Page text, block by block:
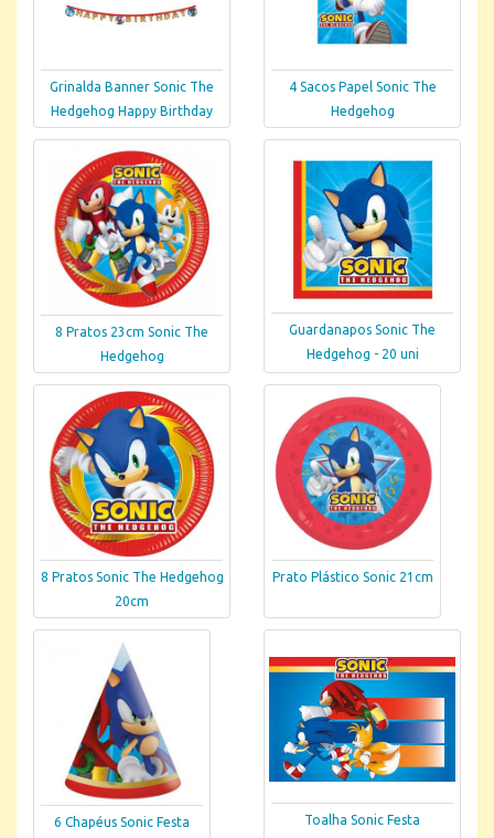
Grinalda Banner Sonic The
Hedgehog Happy Birthday
4 Sacos Papel Sonic The
Hedgehog
8 Pratos 23cm Sonic The
Hedgehog
Guardanapos Sonic The
Hedgehog - 20 uni
8 Pratos Sonic The Hedgehog
20cm
Prato Plástico Sonic 21cm
6 Chapéus Sonic Festa Toalha Sonic Festa